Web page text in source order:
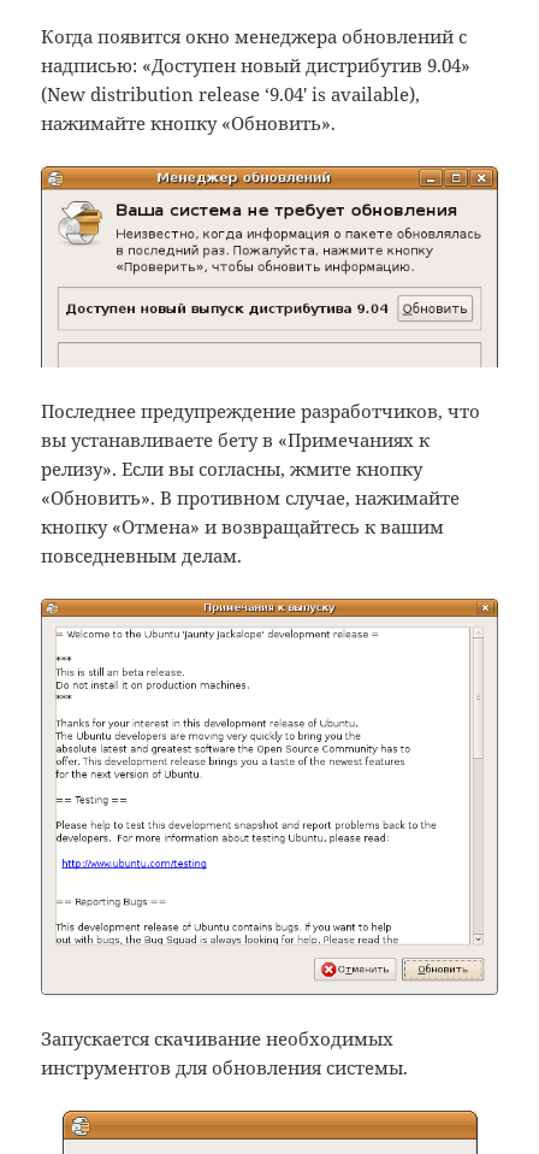
Когда появится окно менеджера обновлений с
надписью: «Доступен новый дистрибутив 9.04»
(New distribution release ‘9.04′ is available),
нажимайте кнопку «Обновить».
Последнее предупреждение разработчиков, что
вы устанавливаете бету в «Примечаниях к
релизу». Если вы согласны, жмите кнопку
«Обновить». В противном случае, нажимайте
кнопку «Отмена» и возвращайтесь к вашим
повседневным делам.
Запускается скачивание необходимых
инструментов для обновления системы.